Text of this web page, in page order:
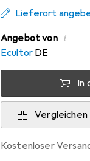
Lieferort
Angebot von i
Ecultor DE
In
Vergleichen
Kostenloser